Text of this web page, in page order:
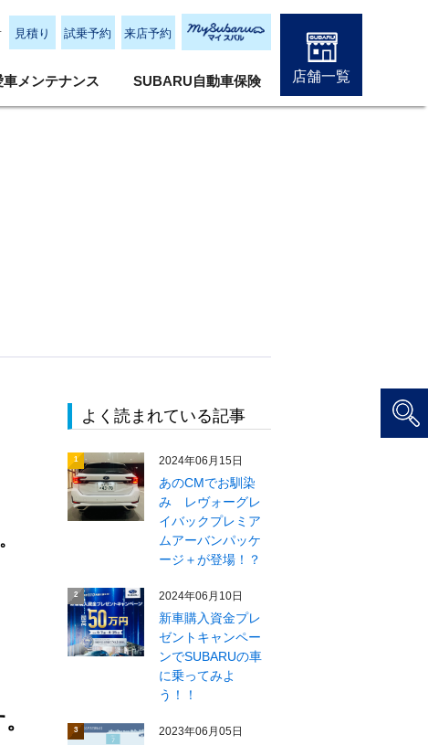
見積り 試乗予約 来店予約
車メンテナンス SUBARU自動車保険 店舗一覧
よく読まれている記事
1 2024年06月15日
あのCMでお馴染
み レヴォーグレ
イバックプレミア
ムアーバンパッケ
ージ＋が登場！？
2 2024年06月10日
新車購入資金プレ
ゼントキャンペー
ンでSUBARUの車
に乗ってみよ
う！！
3 2023年06月05日